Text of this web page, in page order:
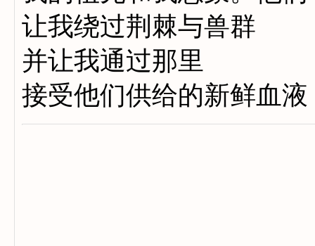
让我绕过荆棘与兽群
并让我通过那里
接受他们供给的新鲜血液